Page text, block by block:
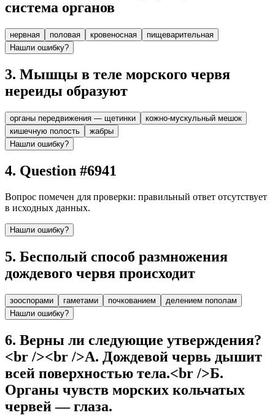
система органов
нервная половая кровеносная
пищеварительная
Нашли ошибку?
3. Мышцы в теле морского червя
нереиды образуют
органы передвижения — щетинки
кожно-мускульный мешок
кишечную полость
жабры
Нашли ошибку?
4. Question #6941
Вопрос помечен для проверки: правильный ответ отсутствует
в исходных данных.
Нашли ошибку?
5. Бесполый способ размножения
дождевого червя происходит
зооспорами гаметами почкованием
делением пополам
Нашли ошибку?
6. Верны ли следующие утверждения?
<br /><br />А. Дождевой червь дышит
всей поверхностью тела.<br />Б.
Органы чувств морских кольчатых
червей — глаза.